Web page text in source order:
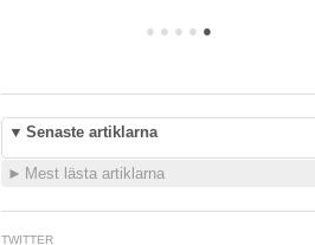
● ● ● ● ●
▼ Senaste artiklarna
► Mest lästa artiklarna
TWITTER